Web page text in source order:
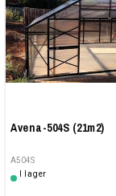
Avena-504S (21m2)
A504S
I lager